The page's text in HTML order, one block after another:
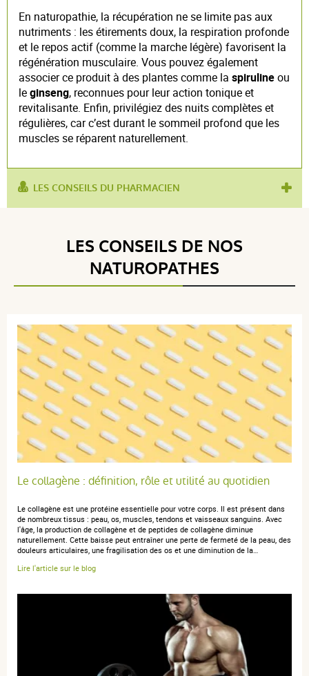
En naturopathie, la récupération ne se limite pas aux
nutriments : les étirements doux, la respiration profonde
et le repos actif (comme la marche légère) favorisent la
régénération musculaire. Vous pouvez également
associer ce produit à des plantes comme la spirulineou
leginseng, reconnues pour leur action tonique et
revitalisante. Enfin, privilégiez des nuits complètes et
régulières, car c’est durant le sommeil profond que les
muscles se réparent naturellement.
LES CONSEILS DU PHARMACIEN
produit contient : collagène marin
LES CONSEILS DE NOS
NATUROPATHES
Le collagène : définition, rôle et utilité au quotidien
Le collagène est une protéine essentielle pour votre corps. Il est présent dans
de nombreux tissus : peau, os, muscles, tendons et vaisseaux sanguins. Avec
l'âge, la production de collagène et de peptides de collagène diminue
naturellement. Cette baisse peut entraîner une perte de fermeté de la peau, des
douleurs articulaires, une fragilisation des os et une diminution de la…
Lire l'article sur le blog